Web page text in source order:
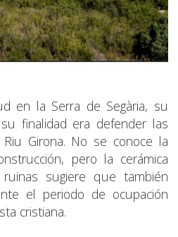
en la Serra de Segària, su
finalidad era defender las
Girona. No se conoce la
pero la cerámica
sugiere que también
el periodo de ocupación
cristiana.